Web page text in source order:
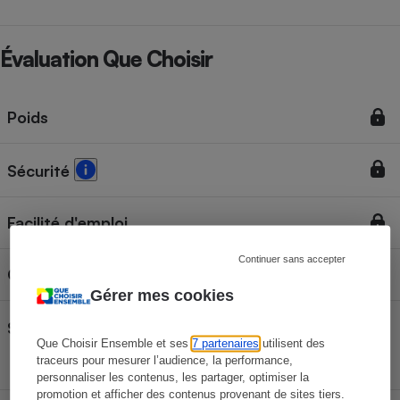
Gérer mes cookies
Que Choisir Ensemble et ses7 partenaires utilisent des
traceurs pour mesurer l’audience, la performance,
personnaliser les contenus, les partager, optimiser la
promotion et afficher des contenus provenant de sites tiers.
Continuer sans accepter
Évaluation Que Choisir
Poids
Sécurité
Facilité d'emploi
Confort
Santé et environnement